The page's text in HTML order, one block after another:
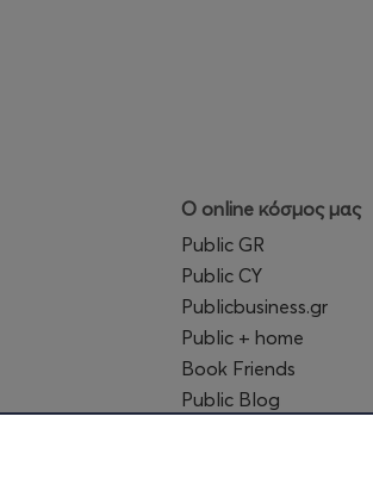
Ο online κόσμος μας
Public GR
Public CY
Publicbusiness.gr
Public + home
Book Friends
Public Blog